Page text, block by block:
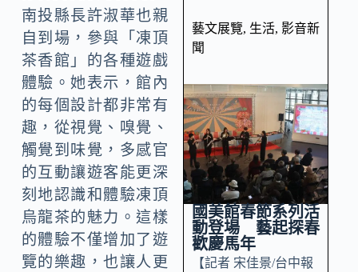
南投縣長許淑華也親
自到場，參與「凍頂
茶香館」的各種遊戲
體驗。她表示，館內
的每個設計都非常有
趣，從視覺、嗅覺、
觸覺到味覺，多感官
的互動讓遊客能更深
刻地認識和體驗凍頂
烏龍茶的魅力。這樣
的體驗不僅增加了遊
覽的樂趣，也讓人更
藝文展覽, 生活, 影音新
聞
國美館春節系列活
動登場 藝起探春
歡慶馬年
【記者 宋佳景/台中報